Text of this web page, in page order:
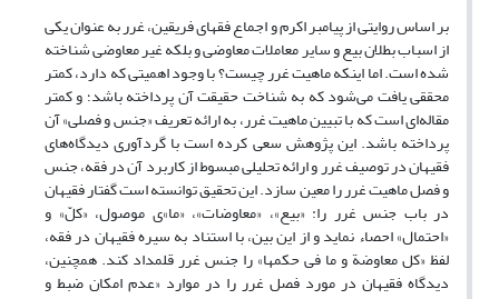
بر اساس روایتی از پیامبر اکرم و اجماع فقهای فریقین، غرر به عنوان یکی
از اسباب بطلان بیع و سایر معاملات معاوضی و بلکه غیر معاوضی شناخته
شده است. اما اینکه ماهیت غرر چیست؟ با وجود اهمیتی که دارد، کمتر
محققی یافت می‌شود که به شناخت حقیقت آن پرداخته باشد؛ و کمتر
مقاله‌ای است که با تبیین ماهیت غرر، به ارائه تعریف «جنس و فصلی» آن
پرداخته باشد. این پژوهش سعی کرده است با گردآوری دیدگاه‌های
فقیهان در توصیف غرر و ارائه تحلیلی مبسوط از کاربرد آن در فقه، جنس
و فصل ماهیت غرر را معین سازد. این تحقیق توانسته است گفتار فقیهان
در باب جنس غرر را: «بیع»، «معاوضات»، «ما»ی موصول، «کلّ» و
«احتمال» احصاء نماید و از این بین، با استناد به سیره فقیهان در فقه،
لفظ «کل معاوضة و ما فی حکمها» را جنس غرر قلمداد کند. همچنین،
دیدگاه فقیهان در مورد فصل غرر را در موارد «عدم امکان ضبط و